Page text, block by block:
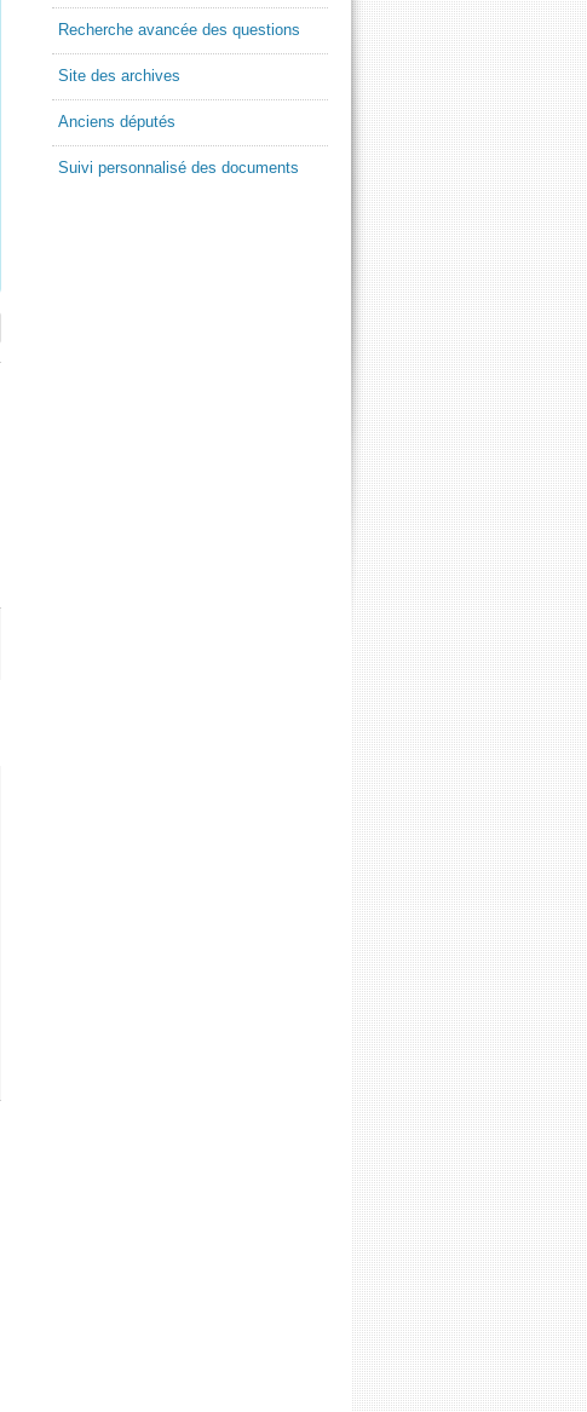
Recherche avancée des questions
Site des archives
Anciens députés
Suivi personnalisé des documents